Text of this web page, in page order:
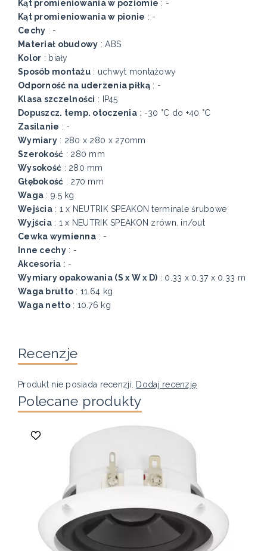
Kąt promieniowania w poziomie : -
Kąt promieniowania w pionie : -
Cechy : -
Materiał obudowy : ABS
Kolor : biały
Sposób montażu: uchwyt montażowy
Odporność na uderzenia piłką: -
Klasa szczelności : IP45
Dopuszcz. temp. otoczenia : -30 °C do +40 °C
Zasilanie : -
Wymiary: 280 x 280 x 270mm
Szerokość : 280 mm
Wysokość : 280 mm
Głębokość : 270 mm
Waga : 9.5 kg
Wejścia: 1 x NEUTRIK SPEAKON terminale śrubowe
Wyjścia: 1 x NEUTRIK SPEAKON zrówn. in/out
Cewka wymienna: -
Inne cechy: -
Akcesoria : -
Wymiary opakowania (S x W x D) : 0.33 x 0.37 x 0.33 m
Waga brutto : 11.64 kg
Waga netto: 10.76 kg
Recenzje
Produkt nie posiada recenzji. Dodaj recenzję
Polecane produkty